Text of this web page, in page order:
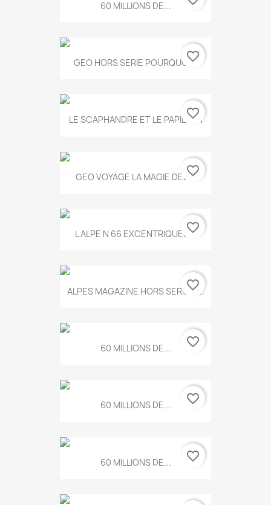
60 MILLIONS DE...
GEO HORS SERIE POURQUOI...
favorite_border
LE SCAPHANDRE ET LE PAPILLON
favorite_border
GEO VOYAGE LA MAGIE DES...
favorite_border
L ALPE N 66 EXCENTRIQUES...
favorite_border
ALPES MAGAZINE HORS SERIE N...
favorite_border
60 MILLIONS DE... favorite_border
60 MILLIONS DE... favorite_border
60 MILLIONS DE... favorite_border